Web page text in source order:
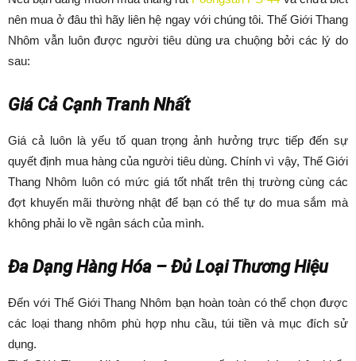
nên mua ở đâu thì hãy liên hệ ngay với chúng tôi. Thế Giới Thang
Nhôm vẫn luôn được người tiêu dùng ưa chuộng bởi các lý do
sau:
Giá Cả Cạnh Tranh Nhất
Giá cả luôn là yếu tố quan trọng ảnh hưởng trực tiếp đến sự
quyết định mua hàng của người tiêu dùng. Chính vì vậy, Thế Giới
Thang Nhôm luôn có mức giá tốt nhất trên thị trường cùng các
đợt khuyến mãi thường nhật để bạn có thể tự do mua sắm mà
không phải lo về ngân sách của mình.
Đa Dạng Hàng Hóa – Đủ Loại Thương Hiệu
Đến với Thế Giới Thang Nhôm bạn hoàn toàn có thể chọn được
các loại thang nhôm phù hợp nhu cầu, túi tiền và mục đích sử
dụng.